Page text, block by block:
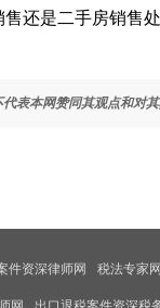
还是二手房销售
表本网赞同其观点和对
件资深律师网 税法专家